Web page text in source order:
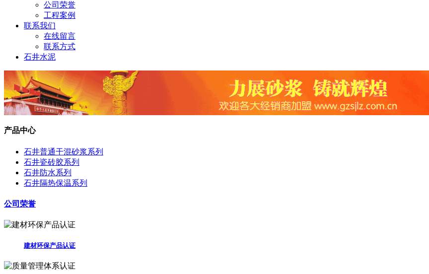
公司荣誉
工程案例
联系我们
在线留言
联系方式
石井水泥
产品中心
石井普通干混砂浆系列
石井瓷砖胶系列
石井防水系列
石井隔热保温系列
公司荣誉
建材环保产品认证